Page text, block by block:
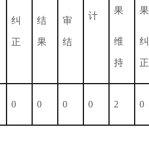
纠
正
结
果
审
结
计
果
维
持
果
纠
正
0 0 0 0 2 0